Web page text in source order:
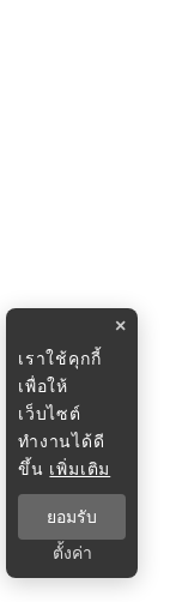
×
เราใช้คุกกี้
เพื่อให้
เว็บไซต์
ทำงานได้ดี
ขึ้น เพิ่มเติม
ยอมรับ
ตั้งค่า